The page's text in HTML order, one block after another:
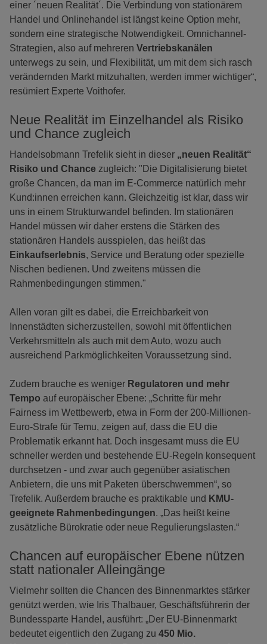
einer ´neuen Realität´. Die Verbindung von stationärem
Handel und Onlinehandel ist längst keine Option mehr,
sondern eine strategische Notwendigkeit. Omnichannel-
Strategien, also auf mehreren Vertriebskanälen
unterwegs zu sein, und Flexibilität, um mit dem sich rasch
verändernden Markt mitzuhalten, werden immer wichtiger“,
resümiert Experte Voithofer.
Neue Realität im Einzelhandel als Risiko
und Chance zugleich
Handelsobmann Trefelik sieht in dieser „neuen Realität“
Risiko und Chance zugleich: "Die Digitalisierung bietet
große Chancen, da man im E-Commerce natürlich mehr
Kund:innen erreichen kann. Gleichzeitig ist klar, dass wir
uns in einem Strukturwandel befinden. Im stationären
Handel müssen wir daher erstens die Stärken des
stationären Handels ausspielen, das heißt das
Einkaufserlebnis, Service und Beratung oder spezielle
Nischen bedienen. Und zweitens müssen die
Rahmenbedingungen stimmen."
Allen voran gilt es dabei, die Erreichbarkeit von
Innenstädten sicherzustellen, sowohl mit öffentlichen
Verkehrsmitteln als auch mit dem Auto, wozu auch
ausreichend Parkmöglichkeiten Voraussetzung sind.
Zudem brauche es weniger Regulatoren und mehr
Tempo auf europäischer Ebene: „Schritte für mehr
Fairness im Wettbewerb, etwa in Form der 200-Millionen-
Euro-Strafe für Temu, zeigen auf, dass die EU die
Problematik erkannt hat. Doch insgesamt muss die EU
schneller werden und bestehende EU-Regeln konsequent
durchsetzen - und zwar auch gegenüber asiatischen
Anbietern, die uns mit Paketen überschwemmen“, so
Trefelik. Außerdem brauche es praktikable und KMU-
geeignete Rahmenbedingungen. „Das heißt keine
zusätzliche Bürokratie oder neue Regulierungslasten.“
Chancen auf europäischer Ebene nützen
statt nationaler Alleingänge
Vielmehr sollten die Chancen des Binnenmarktes stärker
genützt werden, wie Iris Thalbauer, Geschäftsführerin der
Bundessparte Handel, ausführt: „Der EU-Binnenmarkt
bedeutet eigentlich den Zugang zu 450 Mio.